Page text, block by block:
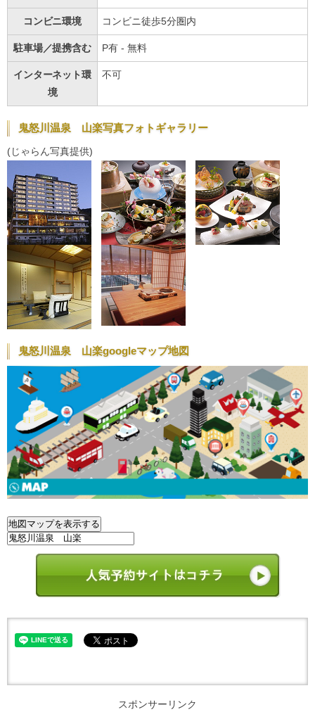
コンビニ環境 コンビニ徒歩5分圏内
駐車場／提携含む P有 - 無料
インターネット環
境
不可
鬼怒川温泉 山楽写真フォトギャラリー
(じゃらん写真提供)
鬼怒川温泉 山楽googleマップ地図
スポンサーリンク